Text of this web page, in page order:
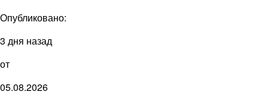
Опубликовано:
3 дня назад
от
05.08.2026